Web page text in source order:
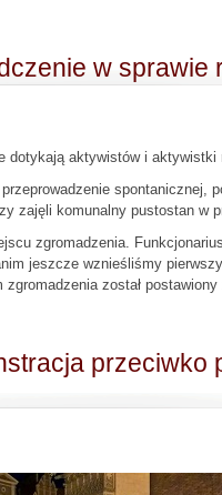
w sprawie
dotykają aktywistów i
spontanicznej,
zajęli komunalny pustostan w
zgromadzenia.
jeszcze wznieśliśmy
został